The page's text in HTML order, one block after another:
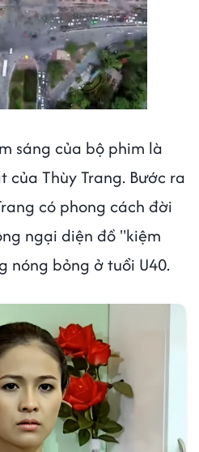
sáng của bộ phim là
của Thùy Trang. Bước ra
có phong cách đời
ngại diện đồ "kiệm
nóng bỏng ở tuổi U40.